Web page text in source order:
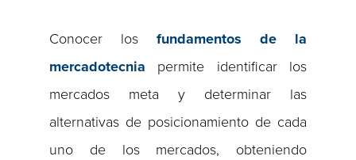
Conocer los fundamentos de la
mercadotecnia permite identificar los
mercados meta y determinar las
alternativas de posicionamiento de cada
uno de los mercados, obteniendo